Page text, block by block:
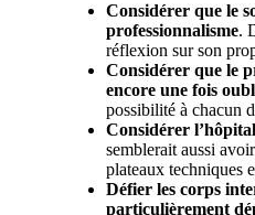
Considérer que le
professionnalisme.
réflexion sur son
Considérer que le
encore une fois
possibilité à chacun
Considérer
semblerait aussi
plateaux techniques
Défier les corps
particulièrement